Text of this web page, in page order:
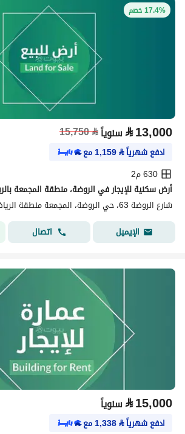
17.4% خصم
⃁13,000 سنوياً⃁
15,750
ادفع شهرياً⃁
1,159مع
630 م2
أرض سكنية للإيجار في الروضة، منطقة المجمعة
شارع الروضة 63، حي الروضة، المجمعة منطقة الرياض
الإيميل
اتصال
⃁15,000 سنوياً
ادفع شهرياً⃁
1,338مع